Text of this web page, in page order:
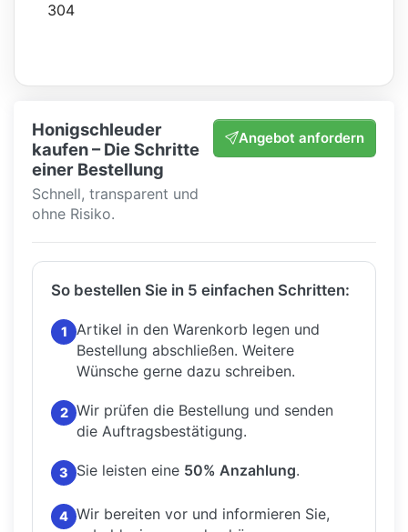
304
Honigschleuder
kaufen – Die Schritte
einer Bestellung
Schnell, transparent und
ohne Risiko.
Angebot anfordern
So bestellen Sie in 5 einfachen Schritten:
1
Artikel in den Warenkorb legen und
Bestellung abschließen. Weitere
Wünsche gerne dazu schreiben.
2 Wir prüfen die Bestellung und senden
die Auftragsbestätigung.
3 Sie leisten eine 50% Anzahlung.
4 Wir bereiten vor und informieren Sie,